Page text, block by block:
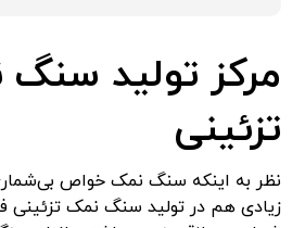
مرکز تولید
تزئینی
نظر به اینکه سنگ نمک خواص بی‌شماری
زیادی هم در تولید سنگ نمک تزئینی